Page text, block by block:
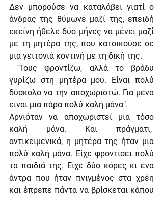
Δεν μπορούσε να καταλάβει γιατί ο
άνδρας της θύμωνε μαζί της, επειδή
εκείνη ήθελε δύο μήνες να μένει μαζί
με τη μητέρα της, που κατοικούσε σε
μια γειτονιά κοντινή με τη δική της.
"Τους φροντίζω, αλλά το βράδυ
γυρίζω στη μητέρα μου. Είναι πολύ
δύσκολο να την αποχωριστώ. Για μένα
είναι μια πάρα πολύ καλή μάνα".
Αρνιόταν να αποχωριστεί μια τόσο
καλή μάνα. Και πράγματι,
αντικειμενικά, η μητέρα της ήταν μια
πολύ καλή μάνα. Είχε φροντίσει πολύ
τα παιδιά της. Είχε δύο κόρες κι ένα
άντρα που ήταν πνιγμένος στα χρέη
και έπρεπε πάντα να βρίσκεται κάπου